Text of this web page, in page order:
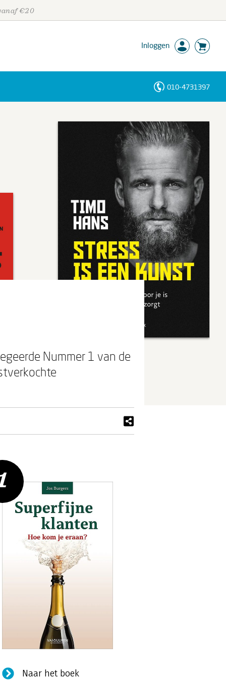
€20
Inloggen
010-4731397
Nummer 1 van de
Naar het boek
Personen